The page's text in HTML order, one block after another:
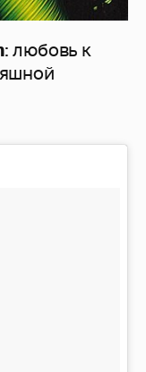
: любовь к